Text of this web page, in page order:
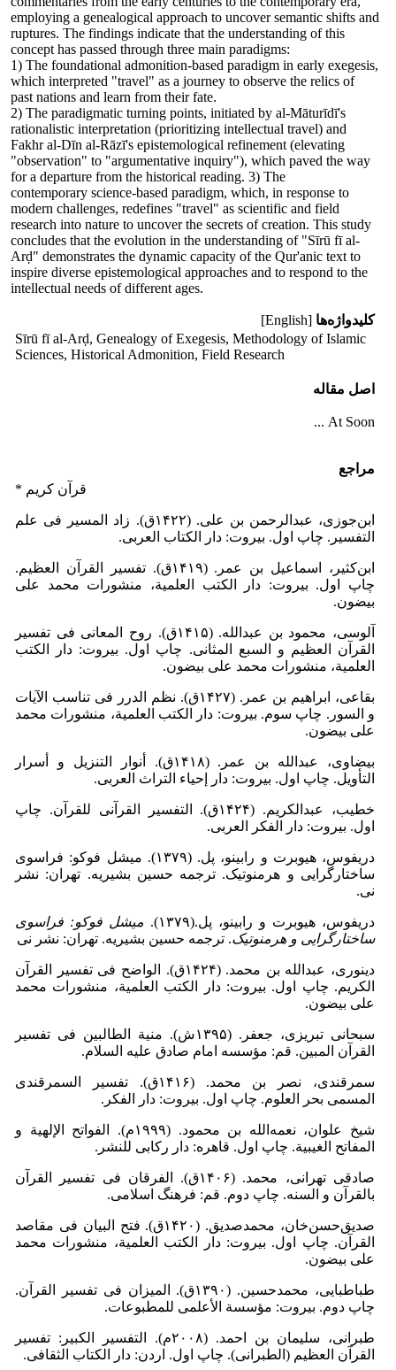
employing a genealogical approach to uncover semantic shifts and
ruptures. The findings indicate that the understanding of this
concept has passed through three main paradigms:
1) The foundational admonition-based paradigm in early exegesis,
which interpreted "travel" as a journey to observe the relics of
past nations and learn from their fate.
2) The paradigmatic turning points, initiated by al-Māturīdī's
rationalistic interpretation (prioritizing intellectual travel) and
Fakhr al-Dīn al-Rāzī's epistemological refinement (elevating
"observation" to "argumentative inquiry"), which paved the way
for a departure from the historical reading. 3) The
contemporary science-based paradigm, which, in response to
modern challenges, redefines "travel" as scientific and field
research into nature to uncover the secrets of creation. This study
concludes that the evolution in the understanding of "Sīrū fī al-
Arḍ" demonstrates the dynamic capacity of the Qur'anic text to
inspire diverse epistemological approaches and to respond to the
intellectual needs of different ages.
کلیدواژه‌ها [English]
Sīrū fī al-Arḍ, Genealogy of Exegesis, Methodology of Islamic
Sciences, Historical Admonition, Field Research
اصل مقاله
At Soon ...
مراجع
ابن‌جوزی، عبدالرحمن بن علی. (۱۴۲۲ق). زاد المسیر فى علم
التفسیر. چاپ اول. بیروت: دار الکتاب العربی.
ابن‌کثیر، اسماعیل بن عمر. (۱۴۱۹ق). تفسیر القرآن العظیم.
چاپ اول. بیروت: دار الکتب العلمیة، منشورات محمد علی
بیضون.
آلوسى، محمود بن عبدالله. (۱۴۱۵ق). روح المعانی فی تفسیر
القرآن العظیم و السبع المثانی. چاپ اول. بیروت: دار الکتب
العلمیة، منشورات محمد علی بیضون.
بقاعى، ابراهیم بن عمر. (۱۴۲۷ق). نظم الدرر فى تناسب الآیات
و السور. چاپ سوم. بیروت: دار الکتب العلمیة، منشورات محمد
علی بیضون.
بیضاوى، عبدالله بن عمر. (۱۴۱۸ق). أنوار التنزیل و أسرار
التأویل. چاپ اول. بیروت: دار إحیاء التراث العربی.
خطیب، عبدالکریم. (۱۴۲۴ق). التفسیر القرآنى للقرآن. چاپ
اول. بیروت: دار الفکر العربی.
دریفوس، هیوبرت و رابینو، پل. (۱۳۷۹). میشل فوکو: فراسوی
ساختارگرایی و هرمنوتیک. ترجمه حسین بشیریه. تهران: نشر
نی.
دریفوس، هیوبرت و رابینو، پل.(۱۳۷۹).
میشل فوکو: فراسوی
ساختارگرایی و هرمنوتیک. ترجمه حسین بشیریه. تهران: نشر نی
دینورى، عبدالله بن محمد. (۱۴۲۴ق). الواضح فى تفسیر القرآن
الکریم. چاپ اول. بیروت: دار الکتب العلمیة، منشورات محمد
علی بیضون.
سبحانی تبریزی، جعفر. (۱۳۹۵ش). منیة الطالبین فی تفسیر
القرآن المبین. قم: مؤسسه امام صادق علیه السلام.
سمرقندی، نصر بن محمد. (۱۴۱۶ق). تفسیر السمرقندی
المسمى بحر العلوم. چاپ اول. بیروت: دار الفکر.
شیخ علوان، نعمه‌الله بن محمود. (۱۹۹۹م). الفواتح الإلهیة و
المفاتح الغیبیة. چاپ اول. قاهره: دار رکابی للنشر.
صادقی تهرانی، محمد. (۱۴۰۶ق). الفرقان فى تفسیر القرآن
بالقرآن و السنه. چاپ دوم. قم: فرهنگ اسلامی.
صدیق‌حسن‌خان، محمدصدیق. (۱۴۲۰ق). فتح البیان فى مقاصد
القرآن. چاپ اول. بیروت: دار الکتب العلمیة، منشورات محمد
علی بیضون.
طباطبایى، محمدحسین. (۱۳۹۰ق). المیزان فی تفسیر القرآن.
چاپ دوم. بیروت: مؤسسة الأعلمی للمطبوعات.
طبرانی، سلیمان بن احمد. (۲۰۰۸م). التفسیر الکبیر: تفسیر
القرآن العظیم (الطبرانی). چاپ اول. اردن: دار الکتاب الثقافی.